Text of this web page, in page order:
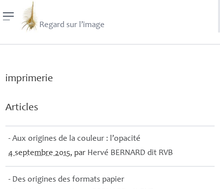
Regard sur l’image
imprimerie
Articles
- Aux origines de la couleur : l’opacité
4 septembre 2015, par Hervé BERNARD dit RVB
- Des origines des formats papier